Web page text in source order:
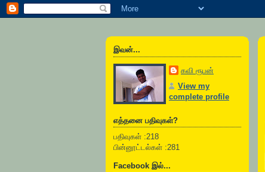
இவன்...
கவி ரூபன்
View my
complete profile
எத்தனை பதிவுகள்?
பதிவுகள் :218
பின்னூட்டல்கள் :281
Facebook இல்...